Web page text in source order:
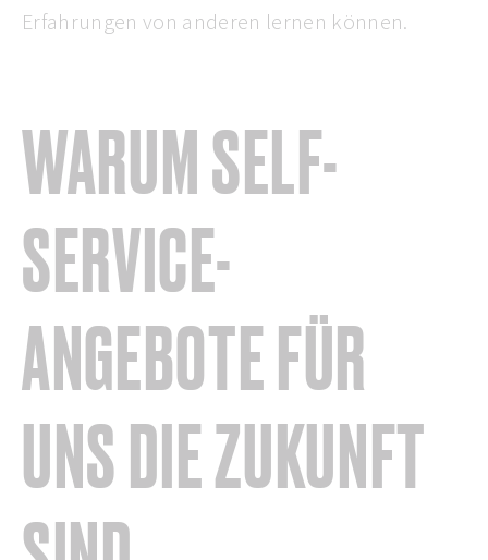
Erfahrungen von anderen lernen können.
WARUM SELF-
SERVICE-
ANGEBOTE FÜR
UNS DIE ZUKUNFT